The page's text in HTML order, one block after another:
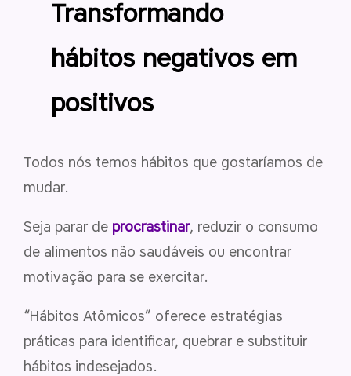
Transformando
hábitos negativos em
positivos
Todos nós temos hábitos que gostaríamos de
mudar.
Seja parar de procrastinar, reduzir o consumo
de alimentos não saudáveis ou encontrar
motivação para se exercitar.
“Hábitos Atômicos” oferece estratégias
práticas para identificar, quebrar e substituir
hábitos indesejados.